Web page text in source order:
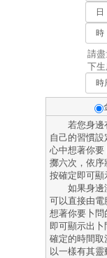
請
下
若您身邊
自己的習慣
心中想著你
擲六次，依
按確定即可顯
如果身邊
可以直接由
想著你要卜
即可顯示出
確定的時間
以一樣有其靈